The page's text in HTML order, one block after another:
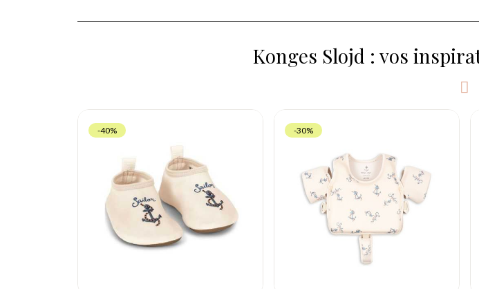
Konges Slojd : vos
-40% -30%